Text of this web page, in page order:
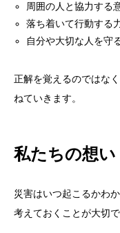
周囲の人と協力する
落ち着いて行動する
自分や大切な人を守
正解を覚えるのではな
ねていきます。
私たちの想い
災害はいつ起こるかわ
考えておくことが大切で